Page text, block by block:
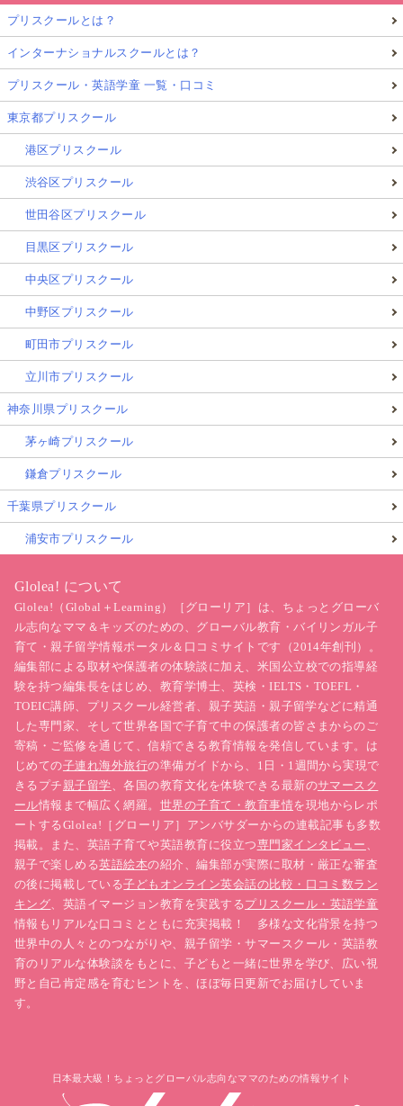
まず気分よく過ごせる、そのシンプルなことが何より
大切だということ
。
実はスペシャルな子たちの方が、テレパシーでコミュ
ニケーションする未来人間、そして家族関係を常に調
整してくれるスピリチュアルティーチャーであるかも
しれない、と思っています。
おまけ：「Do」から「Be」に切り替えること
と「マインドフルネス」は何が違うのだろ
う？
「マインドフルネス」が各国で注目されており、医療
めているため、今回の記事でご紹介させていただいた
ルネス」は何が違うのだろう？
と思われた方もいらっしゃるかもしれません。
マインドフル（Mindful）
る」とか「行動と思考を一致させる」などという意味
で使われていて、その通りだとは思います。
しかし、「マインド」が「フル」になる状態は瞑想で
は避けたいこと、実は正反対なのではないかと思って
います。
それを指摘している
エックハルト・トール（Eckhart
Tolle)
に私も同意で、Mind/Full ではなくPresent と
いう表現を使うことを私も選びます。
結局は同じことを言っていると思うのですが、何せ言
葉の成り立ちがそうなので、おかしいですよね。
記事をお読み頂きありがとうございました！
プリスクールとは？
インターナショナルスクールとは？
プリスクール・英語学童 一覧・口コミ
東京都プリスクール
港区プリスクール
渋谷区プリスクール
世田谷区プリスクール
目黒区プリスクール
中央区プリスクール
中野区プリスクール
町田市プリスクール
立川市プリスクール
神奈川県プリスクール
茅ヶ崎プリスクール
鎌倉プリスクール
千葉県プリスクール
浦安市プリスクール
Glolea! について
Glolea!（Global＋Learning）［グローリア］は、ちょっとグローバ
ル志向なママ＆キッズのための、グローバル教育・バイリンガル子
育て・親子留学情報ポータル＆口コミサイトです（2014年創刊）。
編集部による取材や保護者の体験談に加え、米国公立校での指導経
験を持つ編集長をはじめ、教育学博士、英検・IELTS・TOEFL・
TOEIC講師、プリスクール経営者、親子英語・親子留学などに精通
した専門家、そして世界各国で子育て中の保護者の皆さまからのご
寄稿・ご監修を通じて、信頼できる教育情報を発信しています。は
じめての子連れ海外旅行の準備ガイドから、1日・1週間から実現で
きるプチ親子留学、各国の教育文化を体験できる最新のサマースク
ール情報まで幅広く網羅。 世界の子育て・教育事情を現地からレポ
ートするGlolea!［グローリア］アンバサダーからの連載記事も多数
掲載。また、英語子育てや英語教育に役立つ専門家インタビュー 、
親子で楽しめる英語絵本の紹介、編集部が実際に取材・厳正な審査
の後に掲載している子どもオンライン英会話の比較・口コミ数ラン
キング、英語イマージョン教育を実践するプリスクール・英語学童
情報もリアルな口コミとともに充実掲載！ 多様な文化背景を持つ
世界中の人々とのつながりや、親子留学・サマースクール・英語教
育のリアルな体験談をもとに、子どもと一緒に世界を学び、広い視
野と自己肯定感を育むヒントを、ほぼ毎日更新でお届けしていま
す。
日本最大級！ちょっとグローバル志向なママのための情報サイト